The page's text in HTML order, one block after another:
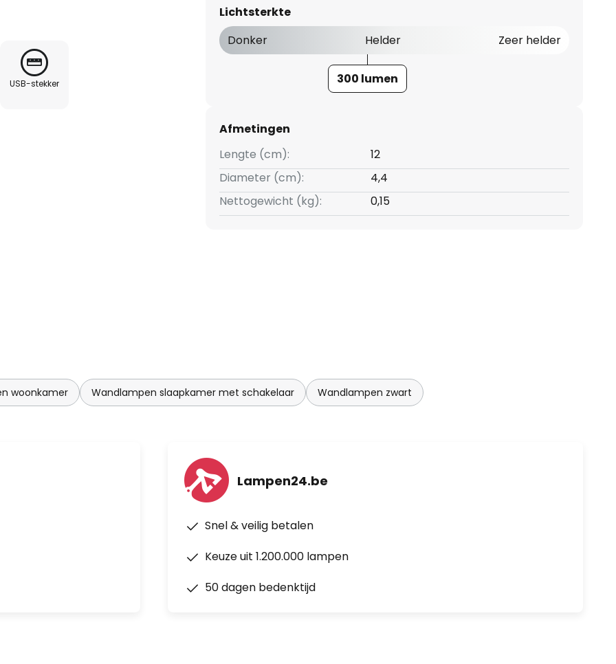
USB-stekker
Lichtsterkte
Donker
Helder Zeer helder
300 lumen
Afmetingen
Lengte (cm):
12
Diameter (cm):
4,4
Nettogewicht (kg):
0,15
woonkamer Wandlampen slaapkamer met schakelaar Wandlampen zwart
Lampen24.be
Snel & veilig betalen
Keuze uit 1.200.000 lampen
50 dagen bedenktijd